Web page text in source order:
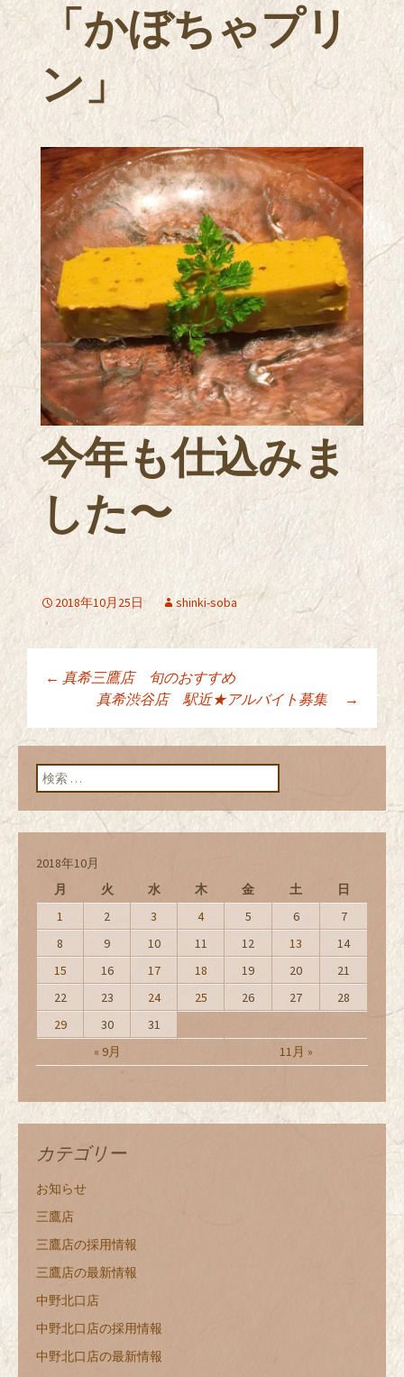
「かぼちゃプリ
ン」
今年も仕込みま
した〜
2018年10月25日 shinki-soba
投稿ナビゲーショ
ン
← 真希三鷹店 旬のおすすめ
真希渋谷店 駅近★アルバイト募集
→
検索:
2018年10月
月
火 水 木 金 土 日
« 9月 11月 »
1 2 3 4 5 6
7
8
9 10 11 12 13
14
15
16 17 18 19 20
21
22
23 24 25 26 27
28
29
30 31
カテゴリー
お知らせ
三鷹店
三鷹店の採用情報
三鷹店の最新情報
中野北口店
中野北口店の採用情報
中野北口店の最新情報